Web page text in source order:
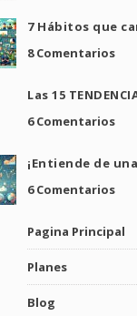
7 Hábitos que
8 Comentarios
Las 15
6 Comentarios
¡Entiende de
6 Comentarios
Pagina Principal
Planes
Blog